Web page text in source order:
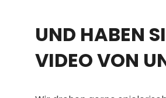
UND HABEN
VIDEO VON